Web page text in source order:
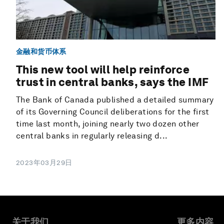
金融和货币体系
This new tool will help reinforce
trust in central banks, says the IMF
The Bank of Canada published a detailed summary
of its Governing Council deliberations for the first
time last month, joining nearly two dozen other
central banks in regularly releasing d...
2023年03月29日
关于我们 更多内容